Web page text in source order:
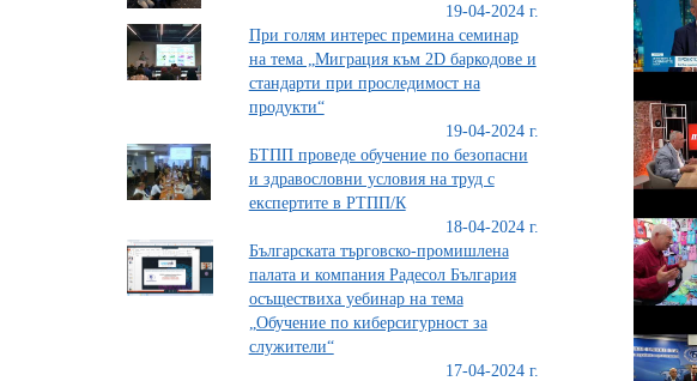
19-04-2024 г.
При голям интерес премина семинар
на тема „Миграция към 2D баркодове и
стандарти при проследимост на
продукти“
19-04-2024 г.
БТПП проведе обучение по безопасни
и здравословни условия на труд с
експертите в РТПП/К
18-04-2024 г.
Българската търговско-промишлена
палата и компания Радесол България
осъществиха уебинар на тема
„Обучение по киберсигурност за
служители“
17-04-2024 г.